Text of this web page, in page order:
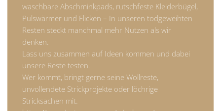
waschbare Abschminkpads, rutschfeste Kleiderbügel,
Pulswärmer und Flicken – In unseren todgeweihten
Resten steckt manchmal mehr Nutzen als wir
denken.
Lass uns zusammen auf Ideen kommen und dabei
unsere Reste testen.
Wer kommt, bringt gerne seine Wollreste,
unvollendete Strickprojekte oder löchrige
Stricksachen mit.